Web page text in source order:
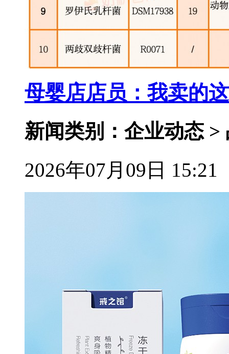
母婴店店员：我卖的
新闻类别：企业动态 >
2026年07月09日 15:21